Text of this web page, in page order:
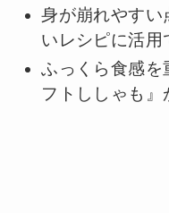
身が崩れやすい
いレシピに活用
ふっくら食感を
フトししゃも』